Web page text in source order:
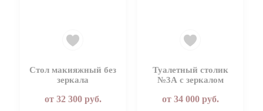
Стол макияжный без
зеркала
от 32 300руб.
Туалетный столик
№3А с зеркалом
от 34 000руб.